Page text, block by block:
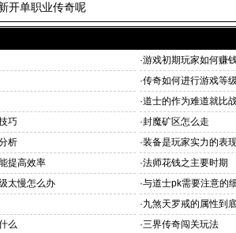
开单职业传奇呢
·游戏初期玩家如何赚
·传奇如何进行游戏等
·道士的作为难道就比
巧 ·封魔矿区怎么走
析 ·装备是玩家实力的表
提高效率 ·法师花钱之主要时期
太慢怎么办 ·与道士pk需要注意的
·九煞天罗戒的属性到
么 ·三界传奇闯关玩法